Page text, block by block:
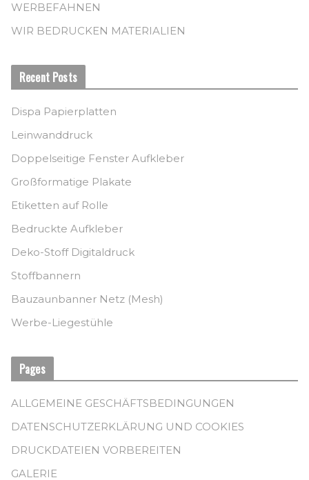
WERBEFAHNEN
WIR BEDRUCKEN MATERIALIEN
Recent Posts
Dispa Papierplatten
Leinwanddruck
Doppelseitige Fenster Aufkleber
Großformatige Plakate
Etiketten auf Rolle
Bedruckte Aufkleber
Deko-Stoff Digitaldruck
Stoffbannern
Bauzaunbanner Netz (Mesh)
Werbe-Liegestühle
Pages
ALLGEMEINE GESCHÄFTSBEDINGUNGEN
DATENSCHUTZERKLÄRUNG UND COOKIES
DRUCKDATEIEN VORBEREITEN
GALERIE